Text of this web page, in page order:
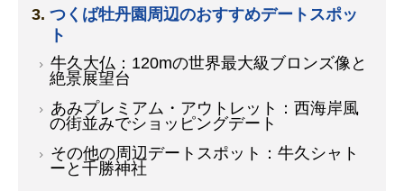
つくば牡丹園周辺のおすすめデートスポッ
ト
牛久大仏：120mの世界最大級ブロンズ像と
絶景展望台
あみプレミアム・アウトレット：西海岸風
の街並みでショッピングデート
その他の周辺デートスポット：牛久シャト
ーと千勝神社